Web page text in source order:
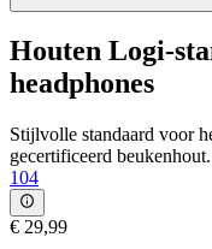
Houten Logi-
headphones
Stijlvolle standaard voor
gecertificeerd beukenhout.
104
€ 29,99